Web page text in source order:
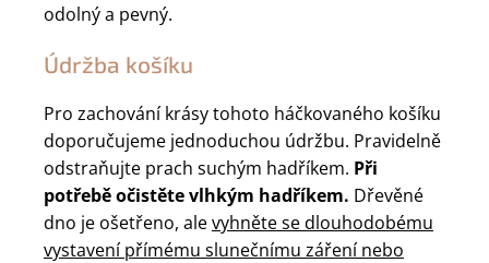
odolný a pevný.
Údržba košíku
Pro zachování krásy tohoto háčkovaného košíku
doporučujeme jednoduchou údržbu. Pravidelně
odstraňujte prach suchým hadříkem. Při
potřebě očistěte vlhkým hadříkem. Dřevěné
dno je ošetřeno, alevyhněte se dlouhodobému
vystavení přímému slunečnímu záření nebo